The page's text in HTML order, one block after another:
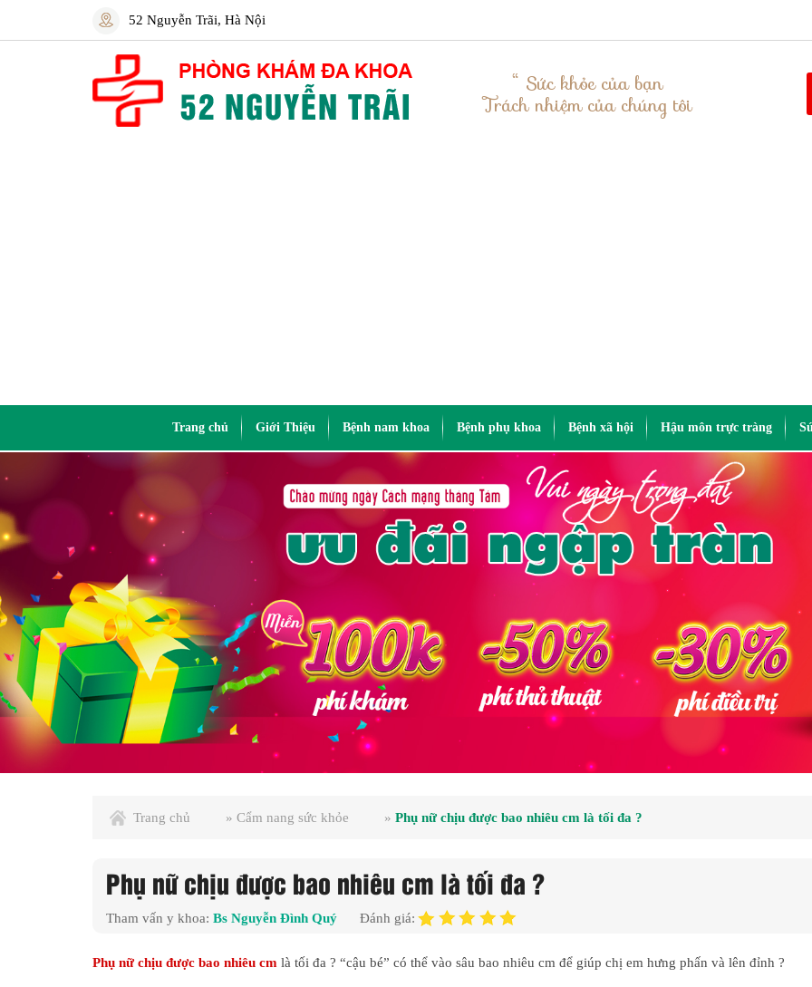
52 Nguyễn Trãi, Hà Nội
“ Sức khỏe của bạn
Trách nhiệm của chúng tôi
Trang chủ Giới Thiệu Bệnh nam khoa Bệnh phụ khoa Bệnh xã hội Hậu môn trực tràng
Trang chủ » Cẩm nang sức khỏe » Phụ nữ chịu được bao nhiêu cm là tối đa ?
Phụ nữ chịu được bao nhiêu cm là tối đa ?
Tham vấn y khoa: Bs Nguyễn Đình Quý Đánh giá:
Phụ nữ chịu được bao nhiêu cm là tối đa ? “cậu bé” có thể vào sâu bao nhiêu cm để giúp chị em hưng phấn và lên đỉnh ?